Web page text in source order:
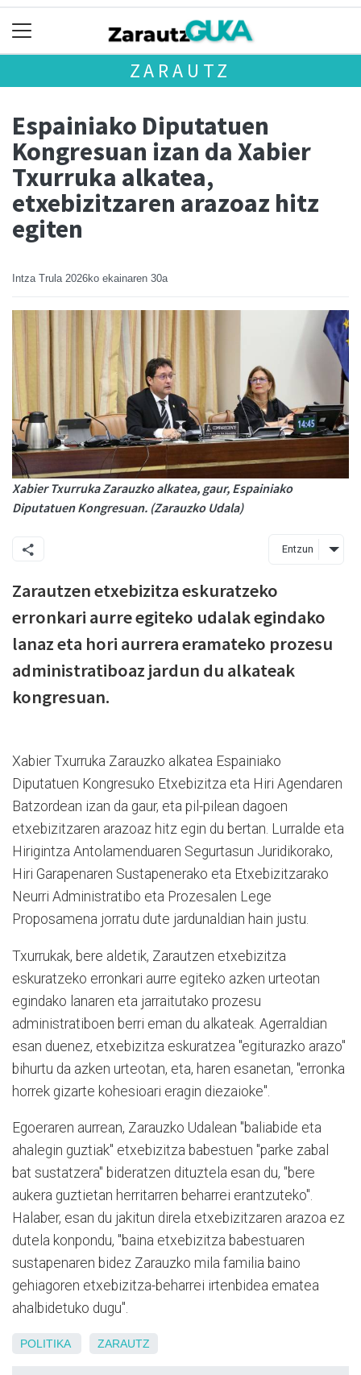
ZARAUTZ
Espainiako Diputatuen
Kongresuan izan da Xabier
Txurruka alkatea,
etxebizitzaren arazoaz hitz
egiten
Intza Trula 2026ko ekainaren 30a
Xabier Txurruka Zarauzko alkatea, gaur, Espainiako
Diputatuen Kongresuan. (Zarauzko Udala)
Entzun
Zarautzen etxebizitza eskuratzeko
erronkari aurre egiteko udalak egindako
lanaz eta hori aurrera eramateko prozesu
administratiboaz jardun du alkateak
kongresuan.
Xabier Txurruka Zarauzko alkatea Espainiako
Diputatuen Kongresuko Etxebizitza eta Hiri Agendaren
Batzordean izan da gaur, eta pil-pilean dagoen
etxebizitzaren arazoaz hitz egin du bertan. Lurralde eta
Hirigintza Antolamenduaren Segurtasun Juridikorako,
Hiri Garapenaren Sustapenerako eta Etxebizitzarako
Neurri Administratibo eta Prozesalen Lege
Proposamena jorratu dute jardunaldian hain justu.
Txurrukak, bere aldetik, Zarautzen etxebizitza
eskuratzeko erronkari aurre egiteko azken urteotan
egindako lanaren eta jarraitutako prozesu
administratiboen berri eman du alkateak. Agerraldian
esan duenez, etxebizitza eskuratzea "egiturazko arazo"
bihurtu da azken urteotan, eta, haren esanetan, "erronka
horrek gizarte kohesioari eragin diezaioke".
Egoeraren aurrean, Zarauzko Udalean "baliabide eta
ahalegin guztiak" etxebizitza babestuen "parke zabal
bat sustatzera" bideratzen dituztela esan du, "bere
aukera guztietan herritarren beharrei erantzuteko".
Halaber, esan du jakitun direla etxebizitzaren arazoa ez
dutela konpondu, "baina etxebizitza babestuaren
sustapenaren bidez Zarauzko mila familia baino
gehiagoren etxebizitza-beharrei irtenbidea ematea
ahalbidetuko dugu".
POLITIKA ZARAUTZ